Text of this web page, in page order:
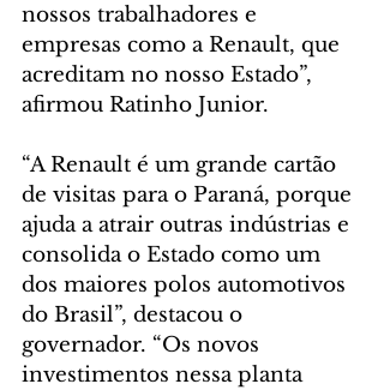
nossos trabalhadores e
empresas como a Renault, que
acreditam no nosso Estado”,
afirmou Ratinho Junior.
“A Renault é um grande cartão
de visitas para o Paraná, porque
ajuda a atrair outras indústrias e
consolida o Estado como um
dos maiores polos automotivos
do Brasil”, destacou o
governador. “Os novos
investimentos nessa planta